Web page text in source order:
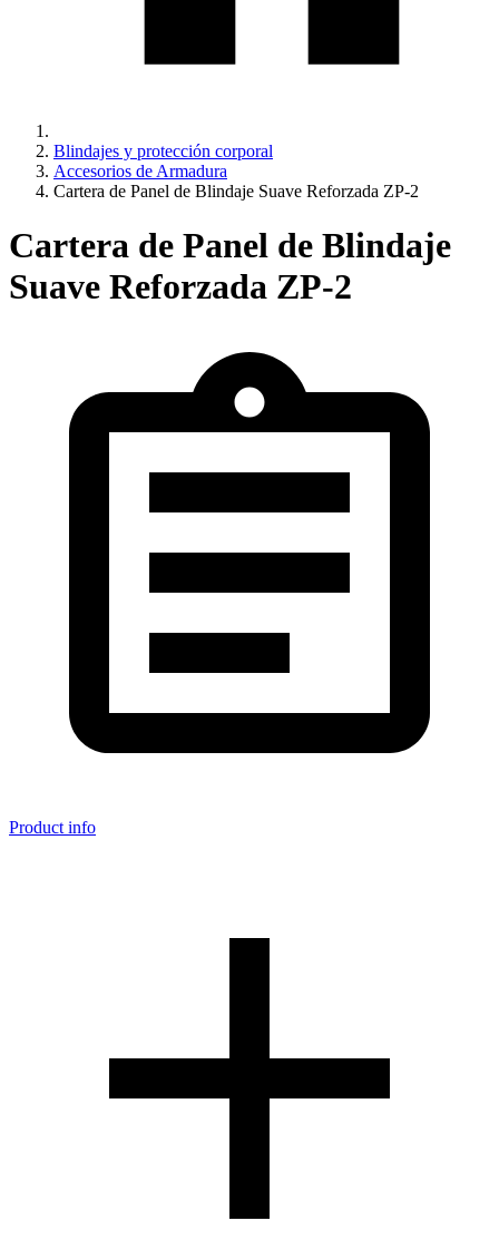
Blindajes y protección corporal
Accesorios de Armadura
Cartera de Panel de Blindaje Suave Reforzada ZP-2
Cartera de Panel de Blindaje
Suave Reforzada ZP-2
Product info